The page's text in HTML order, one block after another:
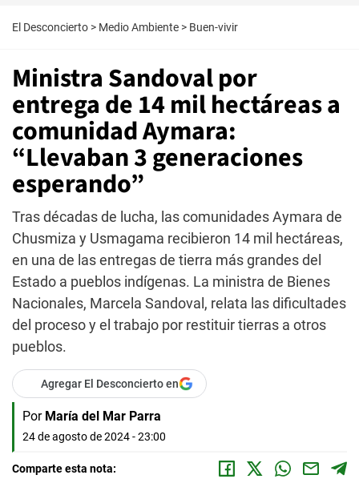
El Desconcierto > Medio Ambiente > Buen-vivir
Ministra Sandoval por
entrega de 14 mil hectáreas a
comunidad Aymara:
“Llevaban 3 generaciones
esperando”
Tras décadas de lucha, las comunidades Aymara de
Chusmiza y Usmagama recibieron 14 mil hectáreas,
en una de las entregas de tierra más grandes del
Estado a pueblos indígenas. La ministra de Bienes
Nacionales, Marcela Sandoval, relata las dificultades
del proceso y el trabajo por restituir tierras a otros
pueblos.
Agregar El Desconcierto en
Por María del Mar Parra
24 de agosto de 2024 - 23:00
Comparte esta nota: